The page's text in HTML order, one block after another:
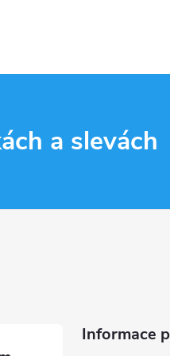
a slevách
Informace